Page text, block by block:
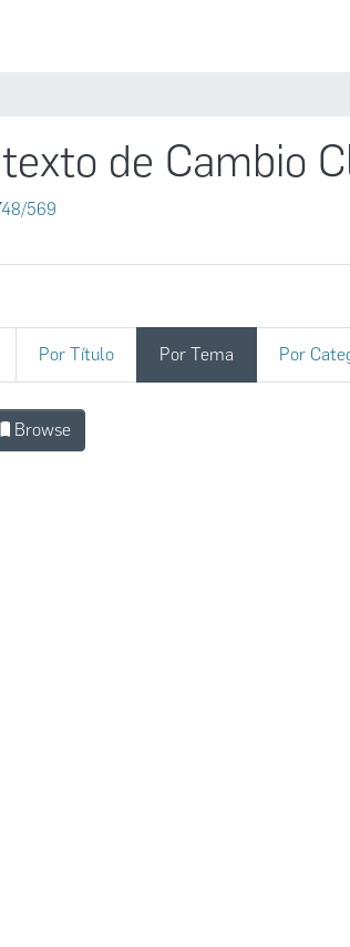
de Cambio
569
Por Título Por Tema Por
de Cambio Climático
Browse